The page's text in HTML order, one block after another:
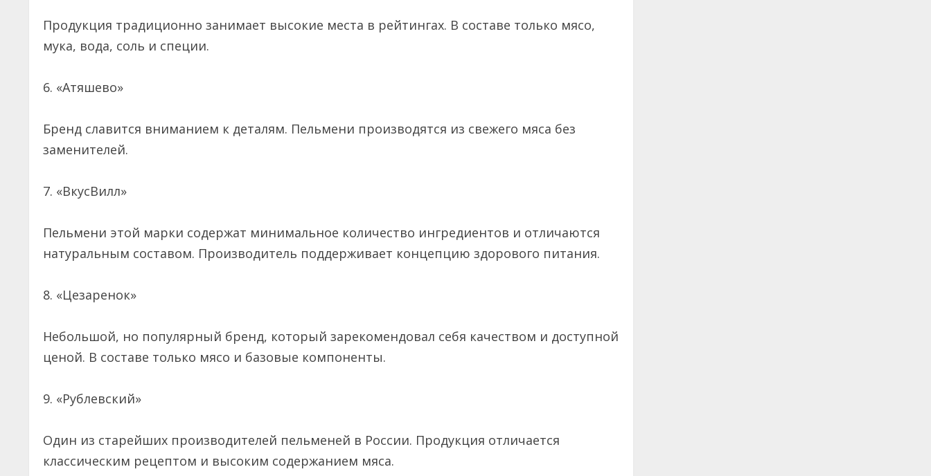
Продукция традиционно занимает высокие места в рейтингах. В составе только мясо,
мука, вода, соль и специи.
6. «Атяшево»
Бренд славится вниманием к деталям. Пельмени производятся из свежего мяса без
заменителей.
7. «ВкусВилл»
Пельмени этой марки содержат минимальное количество ингредиентов и отличаются
натуральным составом. Производитель поддерживает концепцию здорового питания.
8. «Цезаренок»
Небольшой, но популярный бренд, который зарекомендовал себя качеством и доступной
ценой. В составе только мясо и базовые компоненты.
9. «Рублевский»
Один из старейших производителей пельменей в России. Продукция отличается
классическим рецептом и высоким содержанием мяса.